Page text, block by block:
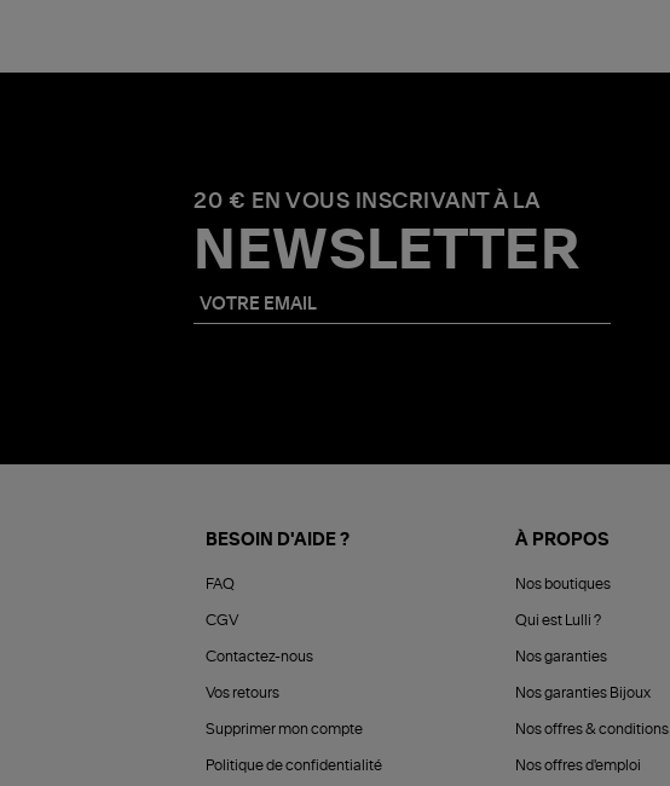
20 € EN VOUS INSCRIVANT À LA
NEWSLETTER
BESOIN D'AIDE ?
FAQ
CGV
Contactez-nous
Vos retours
Supprimer mon compte
Politique de confidentialité
À PROPOS
Nos boutiques
Qui est Lulli ?
Nos garanties
Nos garanties Bijoux
Nos offres & conditions
Nos offres d'emploi